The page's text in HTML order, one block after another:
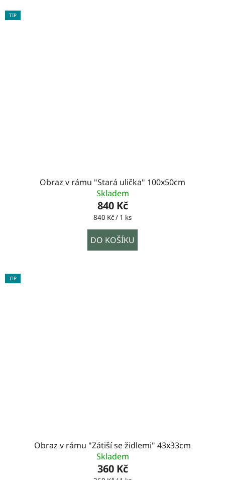
TIP
Obraz v rámu "Stará ulička" 100x50cm
Skladem
840 Kč
Měrná
840 Kč / 1 ks
DO KOŠÍKU
TIP
Obraz v rámu "Zátiší se židlemi" 43x33cm
Skladem
360 Kč